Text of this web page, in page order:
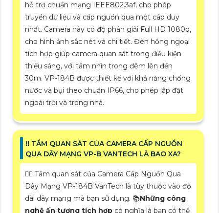
hỗ trợ chuẩn mạng IEEE802.3af, cho phép
truyền dữ liệu và cấp nguồn qua một cáp duy
nhất. Camera này có độ phân giải Full HD 1080p,
cho hình ảnh sắc nét và chi tiết. Đèn hồng ngoại
tích hợp giúp camera quan sát trong điều kiện
thiếu sáng, với tầm nhìn trong đêm lên đến
30m. VP-184B được thiết kế với khả năng chống
nước và bụi theo chuẩn IP66, cho phép lắp đặt
ngoài trời và trong nhà.
‼️ TẦM QUAN SÁT CỦA CAMERA CẤP NGUỒN
QUA DÂY MẠNG VP-B VANTECH LÀ BAO XA?
❤️‍💋‍ Tầm quan sát của Camera Cấp Nguồn Qua
Dây Mạng VP-184B VanTech là tùy thuộc vào độ
dài dây mạng mà bạn sử dụng. 📚Những công
nghệ ấn tượng tích hợp có nghĩa là bạn có thể